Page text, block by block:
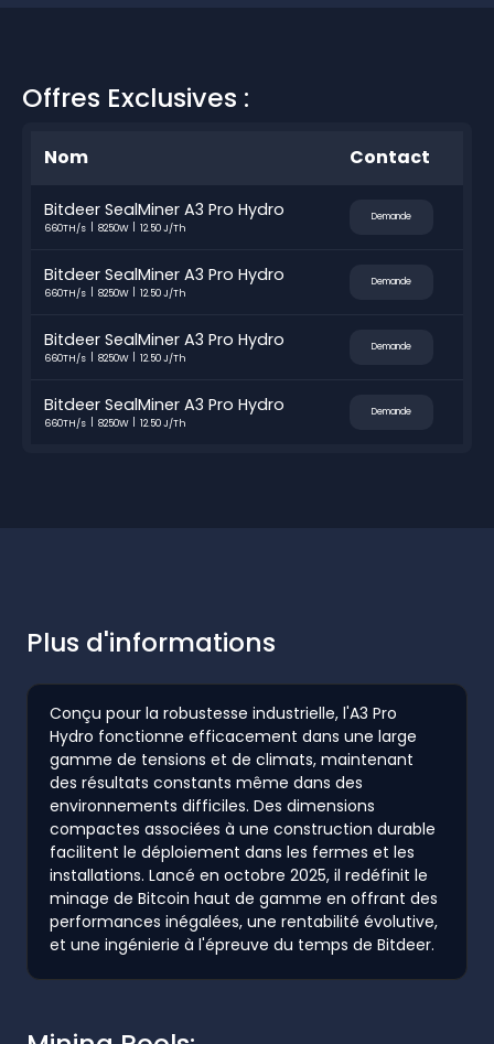
Offres Exclusives :
Nom Contact
Bitdeer SealMiner A3 Pro Hydro
660TH/s 8250W 12.50 J/Th
Demande
Bitdeer SealMiner A3 Pro Hydro
660TH/s 8250W 12.50 J/Th
Demande
Bitdeer SealMiner A3 Pro Hydro
660TH/s 8250W 12.50 J/Th
Demande
Bitdeer SealMiner A3 Pro Hydro
660TH/s 8250W 12.50 J/Th
Demande
Plus d'informations
Conçu pour la robustesse industrielle, l'A3 Pro
Hydro fonctionne efficacement dans une large
gamme de tensions et de climats, maintenant
des résultats constants même dans des
environnements difficiles. Des dimensions
compactes associées à une construction durable
facilitent le déploiement dans les fermes et les
installations. Lancé en octobre 2025, il redéfinit le
minage de Bitcoin haut de gamme en offrant des
performances inégalées, une rentabilité évolutive,
et une ingénierie à l'épreuve du temps de Bitdeer.